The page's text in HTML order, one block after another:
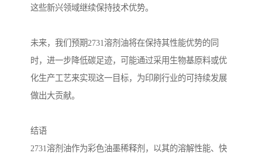
这些新兴领域继续保持技术优势。
未来，我们预期2731溶剂油将在保持其性能优势的同
时，进一步降低碳足迹，可能通过采用生物基原料或优
化生产工艺来实现这一目标，为印刷行业的可持续发展
做出大贡献。
结语
2731溶剂油作为彩色油墨稀释剂，以其的溶解性能、快